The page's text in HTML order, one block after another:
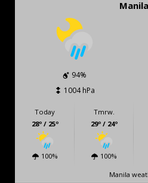
Manila
94%
1004 hPa
Today
28º / 25º
100%
Tmrw.
29º / 24º
100%
Manila